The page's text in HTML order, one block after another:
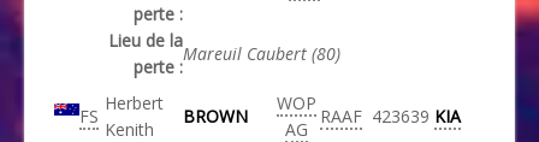
perte :
Lieu de la
perte :
Mareuil Caubert (80)
FS
Herbert
Kenith
BROWN
WOP
AG
RAAF 423639 KIA